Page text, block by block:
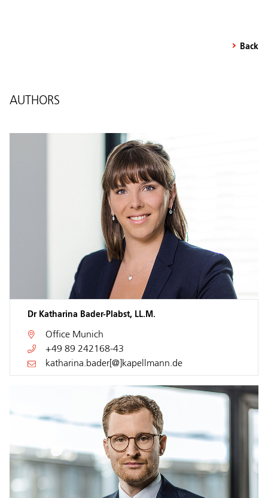
Back
AUTHORS
Dr Katharina Bader-Plabst, LL.M.
Office Munich
+49 89 242168-43
katharina.bader[@]kapellmann.de